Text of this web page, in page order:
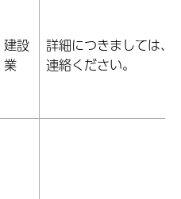
建設
業
詳細につきましては、
連絡ください。